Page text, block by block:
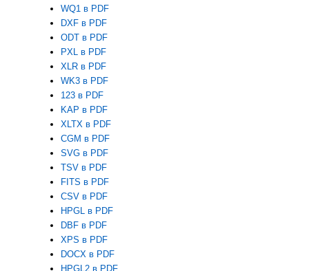
WQ1 в PDF
DXF в PDF
ODT в PDF
PXL в PDF
XLR в PDF
WK3 в PDF
123 в PDF
KAP в PDF
XLTX в PDF
CGM в PDF
SVG в PDF
TSV в PDF
FITS в PDF
CSV в PDF
HPGL в PDF
DBF в PDF
XPS в PDF
DOCX в PDF
HPGL2 в PDF